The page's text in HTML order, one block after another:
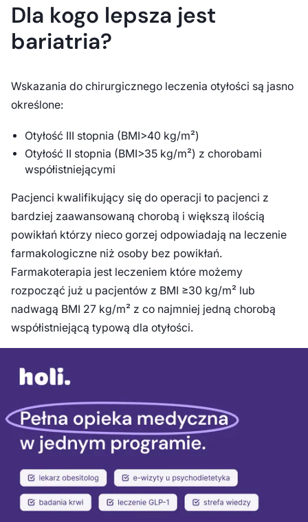
Dla kogo lepsza jest
bariatria?
Wskazania do chirurgicznego leczenia otyłości są jasno
określone:
Otyłość III stopnia (BMI>40 kg/m²)
Otyłość II stopnia (BMI>35 kg/m²) z chorobami
współistniejącymi
Pacjenci kwalifikujący się do operacji to pacjenci z
bardziej zaawansowaną chorobą i większą ilością
powikłań którzy nieco gorzej odpowiadają na leczenie
farmakologiczne niż osoby bez powikłań.
Farmakoterapia jest leczeniem które możemy
rozpocząć już u pacjentów z BMI ≥30 kg/m² lub
nadwagą BMI 27 kg/m² z co najmniej jedną chorobą
współistniejącą typową dla otyłości.